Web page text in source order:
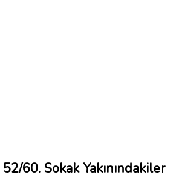
52/60. Sokak Yakınındakiler